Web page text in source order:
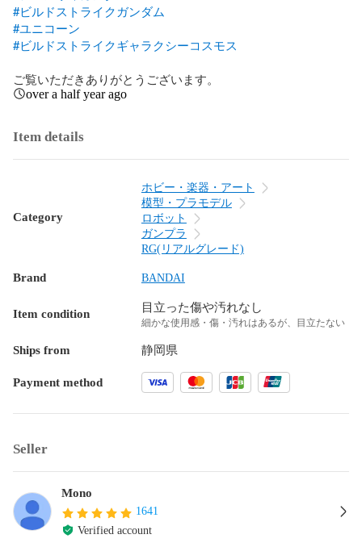
#ビルドストライクガンダム
#ユニコーン
#ビルドストライクギャラクシーコスモス
ご覧いただきありがとうございます。
over a half year ago
Item details
Category
ホビー・楽器・アート
模型・プラモデル
ロボット
ガンプラ
RG(リアルグレード)
Brand BANDAI
Item condition 目立った傷や汚れなし
細かな使用感・傷・汚れはあるが、目立たない
Ships from 静岡県
Payment method
Seller
Mono
1641
Verified account